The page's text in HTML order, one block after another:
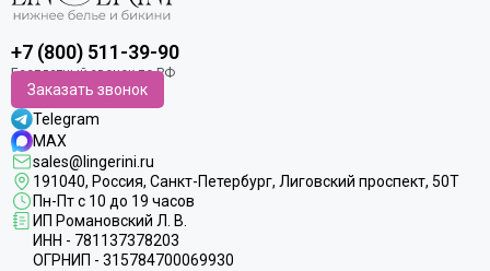
+7 (800) 511-39-90
Заказать звонок
Telegram
MAX
sales@lingerini.ru
191040, Россия, Санкт-Петербург, Лиговский проспект, 50Т
Пн-Пт с 10 до 19 часов
ИП Романовский Л. В.
ИНН - 781137378203
ОГРНИП - 315784700069930